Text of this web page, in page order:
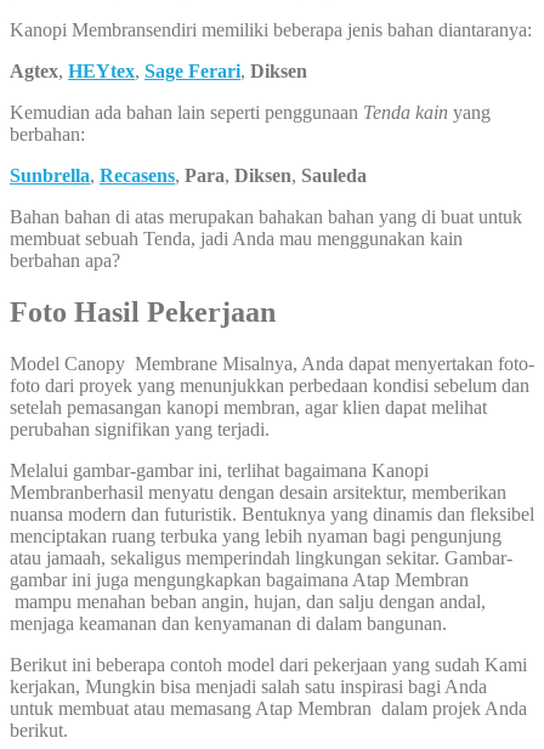
Kanopi Membransendiri memiliki beberapa jenis bahan diantaranya:
Agtex, HEYtex, Sage Ferari, Diksen
Kemudian ada bahan lain seperti penggunaan Tenda kain yang
berbahan:
Sunbrella, Recasens, Para, Diksen, Sauleda
Bahan bahan di atas merupakan bahakan bahan yang di buat untuk
membuat sebuah Tenda, jadi Anda mau menggunakan kain
berbahan apa?
Foto Hasil Pekerjaan
Model Canopy Membrane Misalnya, Anda dapat menyertakan foto-
foto dari proyek yang menunjukkan perbedaan kondisi sebelum dan
setelah pemasangan kanopi membran, agar klien dapat melihat
perubahan signifikan yang terjadi.
Melalui gambar-gambar ini, terlihat bagaimana Kanopi
Membranberhasil menyatu dengan desain arsitektur, memberikan
nuansa modern dan futuristik. Bentuknya yang dinamis dan fleksibel
menciptakan ruang terbuka yang lebih nyaman bagi pengunjung
atau jamaah, sekaligus memperindah lingkungan sekitar. Gambar-
gambar ini juga mengungkapkan bagaimana Atap Membran
mampu menahan beban angin, hujan, dan salju dengan andal,
menjaga keamanan dan kenyamanan di dalam bangunan.
Berikut ini beberapa contoh model dari pekerjaan yang sudah Kami
kerjakan, Mungkin bisa menjadi salah satu inspirasi bagi Anda
untuk membuat atau memasang Atap Membran dalam projek Anda
berikut.